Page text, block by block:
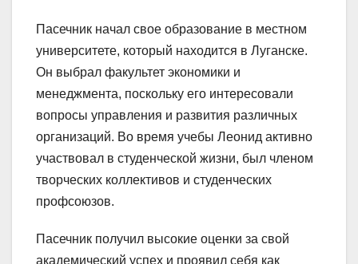
Пасечник начал свое образование в местном
университете, который находится в Луганске.
Он выбрал факультет экономики и
менеджмента, поскольку его интересовали
вопросы управления и развития различных
организаций. Во время учебы Леонид активно
участвовал в студенческой жизни, был членом
творческих коллективов и студенческих
профсоюзов.
Пасечник получил высокие оценки за свой
академический успех и проявил себя как